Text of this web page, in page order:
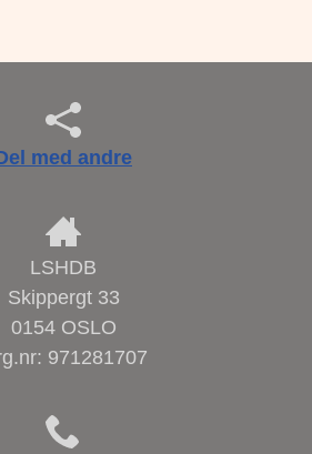
med andre
LSHDB
Skippergt 33
0154 OSLO
971281707